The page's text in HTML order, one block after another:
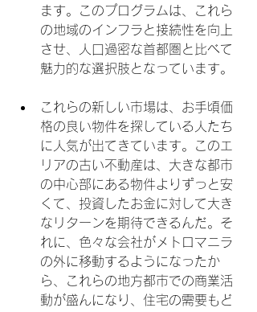
ます。このプログラムは、これら
の地域のインフラと接続性を向上
させ、人口過密な首都圏と比べて
魅力的な選択肢となっています。
これらの新しい市場は、お手頃価
格の良い物件を探している人たち
に人気が出てきています。このエ
リアの古い不動産は、大きな都市
の中心部にある物件よりずっと安
くて、投資したお金に対して大き
なリターンを期待できるんだ。そ
れに、色々な会社がメトロマニラ
の外に移動するようになったか
ら、これらの地方都市での商業活
動が盛んになり、住宅の需要もど